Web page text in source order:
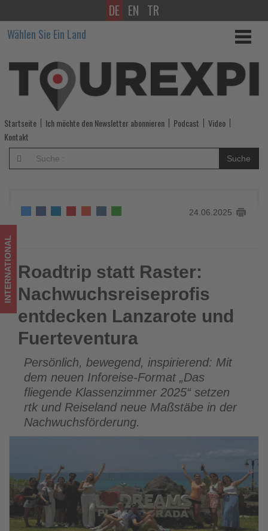
Roadtrip
statt
Raster:
Nachwuchsreiseprofis
entdecken
Lanzarote
und
Wissen,
was
im
Tourismus
los
ist!
DE EN TR
Wählen Sie Ein Land
Startseite Ich möchte den Newsletter abonnieren Podcast
Video
Kontakt
Suche
24.06.2025
Roadtrip statt Raster: Nachwuchsreiseprofis entdecken
Lanzarote und Fuerteventura
INTERNATIONAL Roadtrip statt Raster:
Nachwuchsreiseprofis
entdecken Lanzarote und
Fuerteventura
Persönlich, bewegend, inspirierend: Mit
dem neuen Inforeise-Format „Das
fliegende Klassenzimmer 2025“ setzen
rtk und Reiseland neue Maßstäbe in der
Nachwuchsförderung.